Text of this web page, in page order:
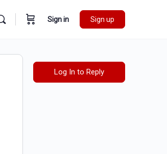
Sign in Sign up
Log In to Reply